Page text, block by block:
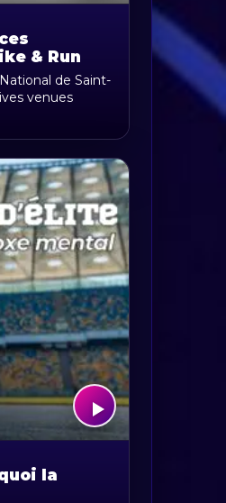
& Run
en-
de Saint-
venues
la